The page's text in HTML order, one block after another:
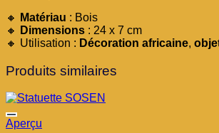
🔸
Matériau : Bois
🔸
Dimensions : 24 x 7 cm
🔸 Utilisation : Décoration africaine,
Produits similaires
Aperçu